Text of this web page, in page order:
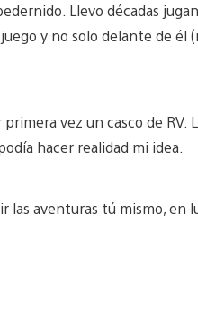
Llevo décadas
y no solo delante de él
vez un casco de
hacer realidad mi idea.
las aventuras tú mismo, en